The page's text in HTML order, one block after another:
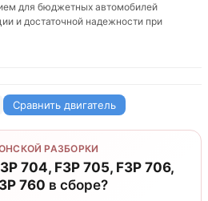
для бюджетных автомобилей
и достаточной надежности при
Сравнить двигатель
РАЗБОРКИ
704, F3P 705, F3P 706,
760 в сборе?